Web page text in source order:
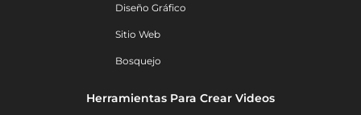
Diseño Gráfico
Sitio Web
Bosquejo
Herramientas Para Crear Videos